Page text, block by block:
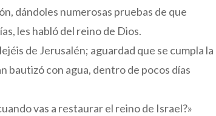
dándoles numerosas pruebas de que
les habló del reino de Dios.
de Jerusalén; aguardad que se cumpla la
bautizó con agua, dentro de pocos días
vas a restaurar el reino de Israel?»